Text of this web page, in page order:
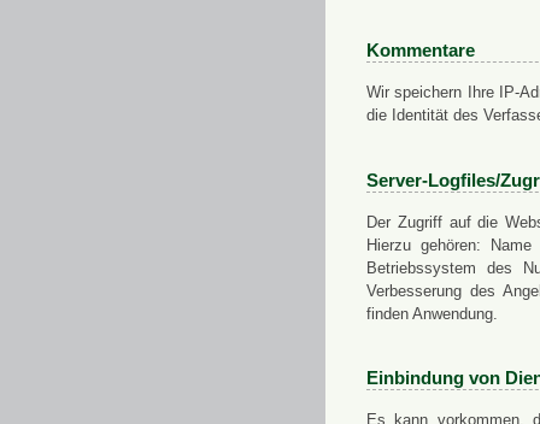
Kommentare
Wir speichern Ihre IP-
die Identität des
Server-Logfiles/
Der Zugriff auf die
Hierzu gehören:
Betriebssystem des
Verbesserung des
finden Anwendung.
Einbindung von
Es kann vorkommen,